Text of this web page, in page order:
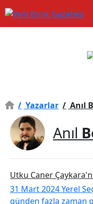
/ Yazarlar / Anıl
Anıl
Utku Caner
31 Mart 2024 Yerel
günden fazla zaman